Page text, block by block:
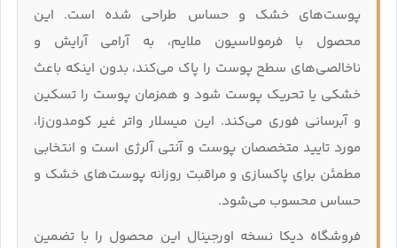
پوست‌های خشک و حساس طراحی شده است. این
محصول با فرمولاسیون ملایم، به آرامی آرایش و
ناخالصی‌های سطح پوست را پاک می‌کند، بدون اینکه باعث
خشکی یا تحریک پوست شود و همزمان پوست را تسکین
و آبرسانی فوری می‌کند. این میسلار واتر غیر کومدون‌زا،
مورد تایید متخصصان پوست و آنتی‌ آلرژی است و انتخابی
مطمئن برای پاکسازی و مراقبت روزانه پوست‌های خشک و
حساس محسوب می‌شود.
فروشگاه دیکا نسخه اورجینال این محصول را با تضمین